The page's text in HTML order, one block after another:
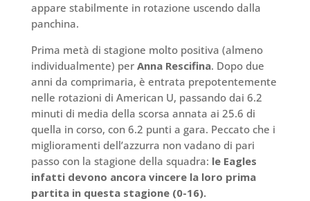
appare stabilmente in rotazione uscendo dalla
panchina.
Prima metà di stagione molto positiva (almeno
individualmente) per Anna Rescifina. Dopo due
anni da comprimaria, è entrata prepotentemente
nelle rotazioni di American U, passando dai 6.2
minuti di media della scorsa annata ai 25.6 di
quella in corso, con 6.2 punti a gara. Peccato che i
miglioramenti dell’azzurra non vadano di pari
passo con la stagione della squadra: le Eagles
infatti devono ancora vincere la loro prima
partita in questa stagione (0-16).